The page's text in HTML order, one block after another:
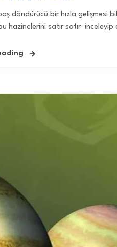
döndürücü bir hızla gelişmesi
hazinelerini satır satır